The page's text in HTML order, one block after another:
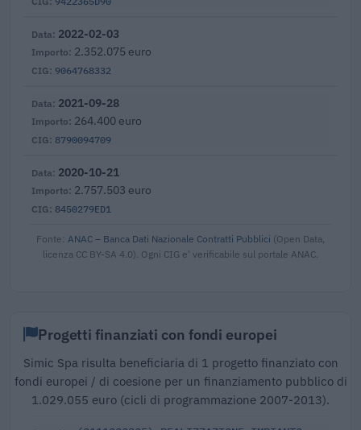
9064768332
2022-02-03
2.352.075 euro
8790094709
2021-09-28
264.400 euro
8450279ED1
2020-10-21
2.757.503 euro
Fonte: ANAC – Banca Dati Nazionale Contratti Pubblici (Open Data,
licenza CC BY-SA 4.0). Ogni CIG e' verificabile sul portale ANAC.
Progetti finanziati con fondi europei
Simic Spa risulta beneficiaria di 1 progetto finanziato con
fondi europei / di coesione per un finanziamento pubblico di
1.029.055 euro (cicli di programmazione 2007-2013).